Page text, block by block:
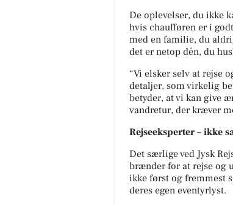
De oplevelser, du ikke
hvis chaufføren er i
med en familie, du
det er netop dén, du
“Vi elsker selv at rejse
detaljer, som virkelig
betyder, at vi kan give
vandretur, der kræver
Rejseeksperter – ikke
Det særlige ved Jysk
brænder for at rejse og
ikke først og fremmest
deres egen eventyrlyst.